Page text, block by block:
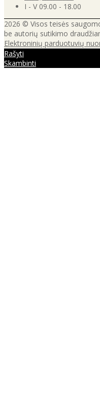
I - V 09.00 - 18.00
2026 © Visos teisės
be autorių sutikimo
Elektroninių parduotuvių
Rašyti
Skambinti